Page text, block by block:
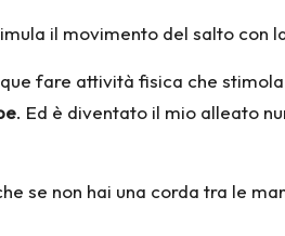
il movimento del salto con
fare attività fisica che
. Ed è diventato il mio alleato
se non hai una corda tra le